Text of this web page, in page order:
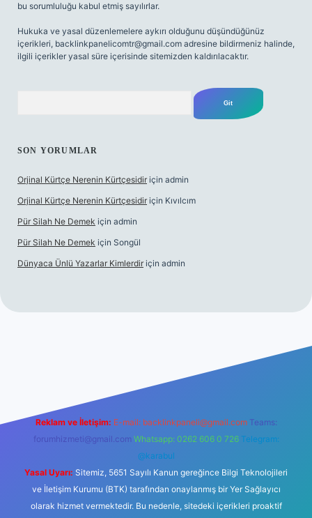
bu sorumluluğu kabul etmiş sayılırlar.
Hukuka ve yasal düzenlemelere aykırı olduğunu düşündüğünüz
içerikleri, backlinkpanelicomtr@gmail.com adresine bildirmeniz halinde,
ilgili içerikler yasal süre içerisinde sitemizden kaldırılacaktır.
SON YORUMLAR
Orjinal Kürtçe Nerenin Kürtçesidir için admin
Orjinal Kürtçe Nerenin Kürtçesidir için Kıvılcım
Pür Silah Ne Demek için admin
Pür Silah Ne Demek için Songül
Dünyaca Ünlü Yazarlar Kimlerdir için admin
Reklam ve İletişim: E-mail: backlinkpaneli@gmail.com Teams:
forumhizmeti@gmail.com Whatsapp: 0262 606 0 726 Telegram:
@karabul
Yasal Uyarı: Sitemiz, 5651 Sayılı Kanun gereğince Bilgi Teknolojileri
ve İletişim Kurumu (BTK) tarafından onaylanmış bir Yer Sağlayıcı
olarak hizmet vermektedir. Bu nedenle, sitedeki içerikleri proaktif